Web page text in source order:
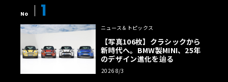
No 1
ニュース＆トピックス
【写真106枚】クラシックから
新時代へ。BMW製MINI、25年
のデザイン進化を辿る
2026 8/3